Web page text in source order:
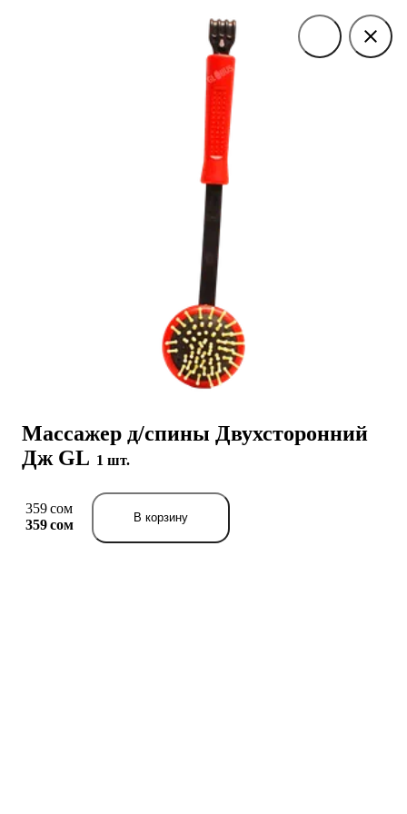
Массажер д/спины Двухсторонний
Дж GL 1 шт.
359 сом
359 сом
В корзину